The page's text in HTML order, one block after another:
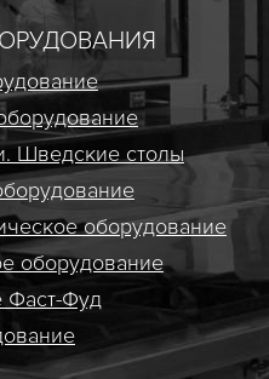
Шведские столы
оборудование
оборудование
Фаст-Фуд